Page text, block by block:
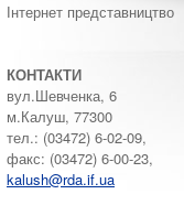
Інтернет представництво
КОНТАКТИ
вул.Шевченка, 6
м.Калуш, 77300
тел.: (03472) 6-02-09,
факс: (03472) 6-00-23,
kalush@rda.if.ua